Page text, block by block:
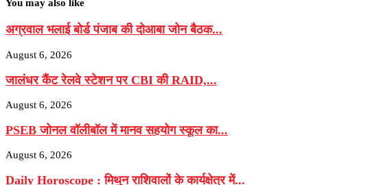
You may also like
अग्रवाल भलाई बोर्ड पंजाब की दोआबा जोन बैठक...
August 6, 2026
जालंधर कैंट रेलवे स्टेशन पर CBI की RAID,...
August 6, 2026
PSEB जोनल वॉलीबॉल में मानव सहयोग स्कूल का...
August 6, 2026
Daily Horoscope : मिथुन राशिवालों के कार्यक्षेत्र में...